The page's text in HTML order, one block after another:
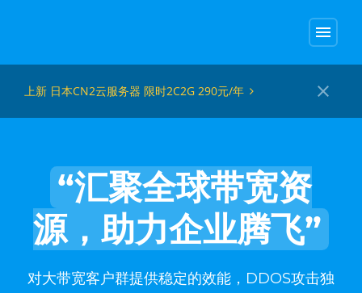
menu
close
上新 日本CN2云服务器 限时2C2G 290元/年
“汇聚全球带宽资
源，助力企业腾飞”
对大带宽客户群提供稳定的效能，DDOS攻击独